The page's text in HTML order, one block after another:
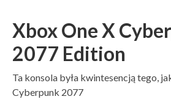
Xbox One X
2077 Edition
Ta konsola była kwintesencją tego,
Cyberpunk 2077